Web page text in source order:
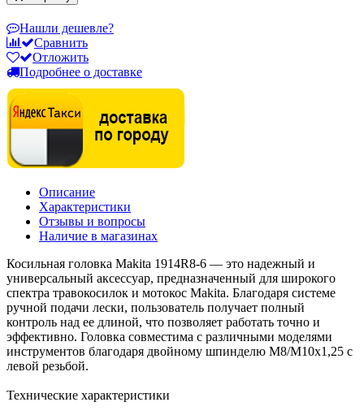
Нашли дешевле?
Сравнить
Отложить
Подробнее о доставке
Описание
Характеристики
Отзывы и вопросы
Наличие в магазинах
Косильная головка Makita 1914R8-6 — это надежный и
универсальный аксессуар, предназначенный для широкого
спектра травокосилок и мотокос Makita. Благодаря системе
ручной подачи лески, пользователь получает полный
контроль над ее длиной, что позволяет работать точно и
эффективно. Головка совместима с различными моделями
инструментов благодаря двойному шпинделю M8/М10х1,25 с
левой резьбой.
Технические характеристики